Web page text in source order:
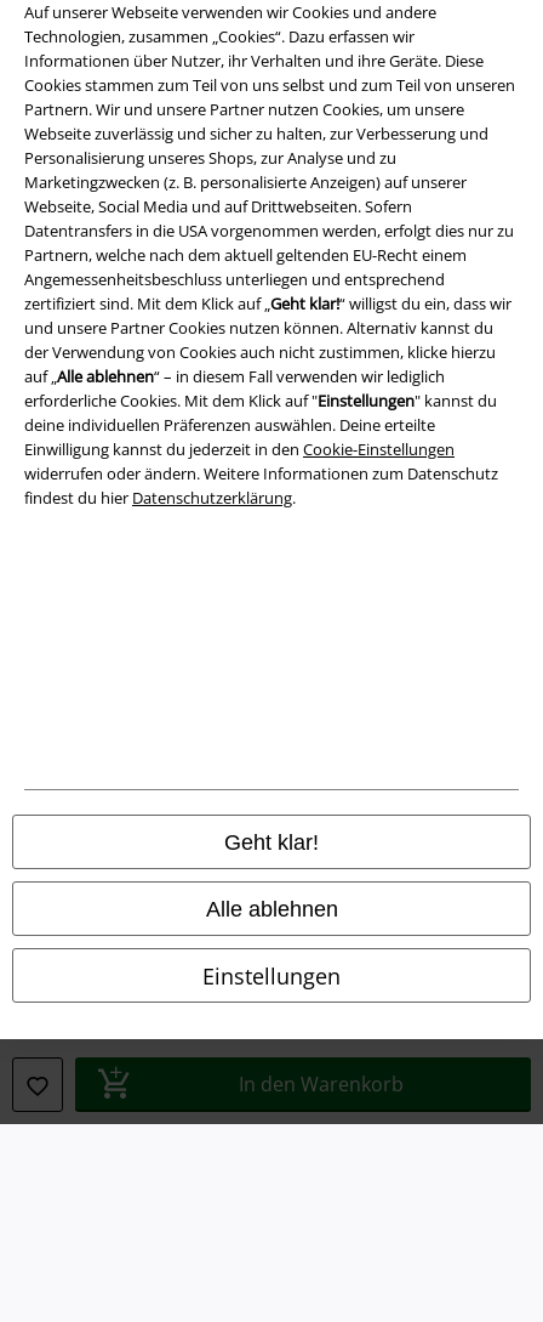
Auf unserer Webseite verwenden wir Cookies und andere
Technologien, zusammen „Cookies“. Dazu erfassen wir
Informationen über Nutzer, ihr Verhalten und ihre Geräte. Diese
Cookies stammen zum Teil von uns selbst und zum Teil von unseren
Partnern. Wir und unsere Partner nutzen Cookies, um unsere
Webseite zuverlässig und sicher zu halten, zur Verbesserung und
Personalisierung unseres Shops, zur Analyse und zu
Marketingzwecken (z. B. personalisierte Anzeigen) auf unserer
Webseite, Social Media und auf Drittwebseiten. Sofern
Datentransfers in die USA vorgenommen werden, erfolgt dies nur zu
Partnern, welche nach dem aktuell geltenden EU-Recht einem
Angemessenheitsbeschluss unterliegen und entsprechend
zertifiziert sind. Mit dem Klick auf „Geht klar!“ willigst du ein, dass wir
und unsere Partner Cookies nutzen können. Alternativ kannst du
der Verwendung von Cookies auch nicht zustimmen, klicke hierzu
auf „Alle ablehnen“ – in diesem Fall verwenden wir lediglich
erforderliche Cookies. Mit dem Klick auf "Einstellungen" kannst du
deine individuellen Präferenzen auswählen. Deine erteilte
Einwilligung kannst du jederzeit in den Cookie-Einstellungen
widerrufen oder ändern. Weitere Informationen zum Datenschutz
findest du hier Datenschutzerklärung.
Geht klar!
Alle ablehnen
Einstellungen
In den Warenkorb
EMP App
Lade dir jetzt kostenlos unsere neue EMP App runter und genieße
die vielen neuen Funktionen und Vorteile!
A Warner Music Group Company
Entsorgung und Umweltschutz
Cookie-Einstellungen